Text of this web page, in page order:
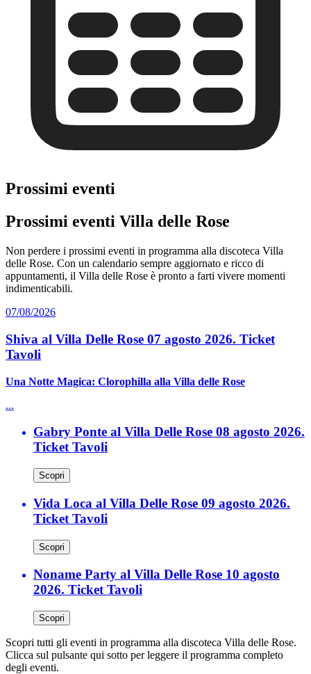
Prossimi eventi
Prossimi eventi Villa delle Rose
Non perdere i prossimi eventi in programma alla discoteca Villa
delle Rose. Con un calendario sempre aggiornato e ricco di
appuntamenti, il Villa delle Rose è pronto a farti vivere momenti
indimenticabili.
07/08/2026
Shiva al Villa Delle Rose 07 agosto 2026. Ticket
Tavoli
Una Notte Magica: Clorophilla alla Villa delle Rose
...
Gabry Ponte al Villa Delle Rose 08 agosto 2026.
Ticket Tavoli
Scopri
Vida Loca al Villa Delle Rose 09 agosto 2026.
Ticket Tavoli
Scopri
Noname Party al Villa Delle Rose 10 agosto
2026. Ticket Tavoli
Scopri
Scopri tutti gli eventi in programma alla discoteca Villa delle Rose.
Clicca sul pulsante qui sotto per leggere il programma completo
degli eventi.